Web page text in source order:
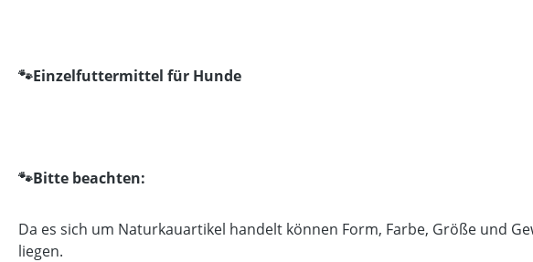
🐾Einzelfuttermittel für Hunde
🐾Bitte beachten:
Da es sich um Naturkauartikel handelt können Form, Farbe, Größe und
liegen.